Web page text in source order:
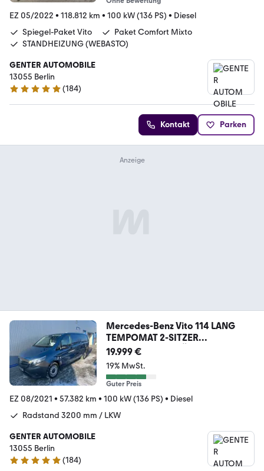
EZ 05/2022 • 118.812 km • 100 kW (136 PS) • Diesel
Spiegel-Paket Vito
Paket Comfort Mixto
STANDHEIZUNG (WEBASTO)
GENTER AUTOMOBILE
13055 Berlin
4.9 Sterne
(184)
Kontakt Parken
Mercedes-Benz Vito 114 LANG
TEMPOMAT 2-SITZER
WERKZEUGSCHRÄNKE
19.999 €
19% MwSt.
Guter Preis
EZ 08/2021 • 57.382 km • 100 kW (136 PS) • Diesel
Radstand 3200 mm / LKW
GENTER AUTOMOBILE
13055 Berlin
4.9 Sterne
(184)